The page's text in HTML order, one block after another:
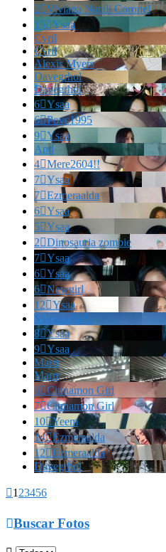
2Viviana Natali Coronel
15Ysaa
Cvril
Cvril
Alexis Myers
Davegrhol
Davegrhol
6Ysaa
6Povc1995
9Ysaa
And
4Mere2604!!
7Ysaa
7Ezmeraalda
6Ysaa
5Ysaa
2Dinosauria zombie
7Ysaa
6Ysaa
6Newgirl
12Ysaa
Marianella!!!
8Ysaa
9Ysaa
Marrr
Marrr
6Cinnamon Girl
7Cinnamon Girl
10Yeem
14Ezmeraalda
12Ezmeraalda
Davegrhol
1 23456
Buscar Fotos